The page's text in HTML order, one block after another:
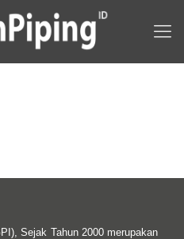
Sejak Tahun 2000 merupakan